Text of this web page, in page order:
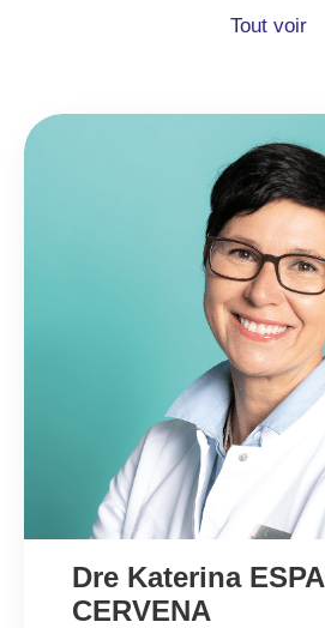
Tout voir
Dre Katerina ESPA
CERVENA